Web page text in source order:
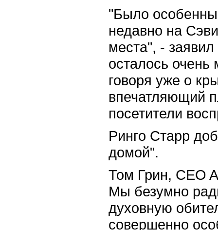
"Было
недавно на
места", -
осталось
говоря уже о
впечатляющий
посетители
Ринго Старр
домой".
Том Грин, CEO
Мы безумно
духовную
совершенно